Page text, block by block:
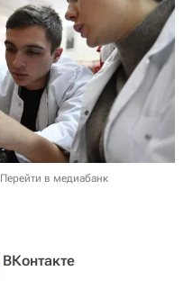
Перейти в медиабанк
ВКонтакте